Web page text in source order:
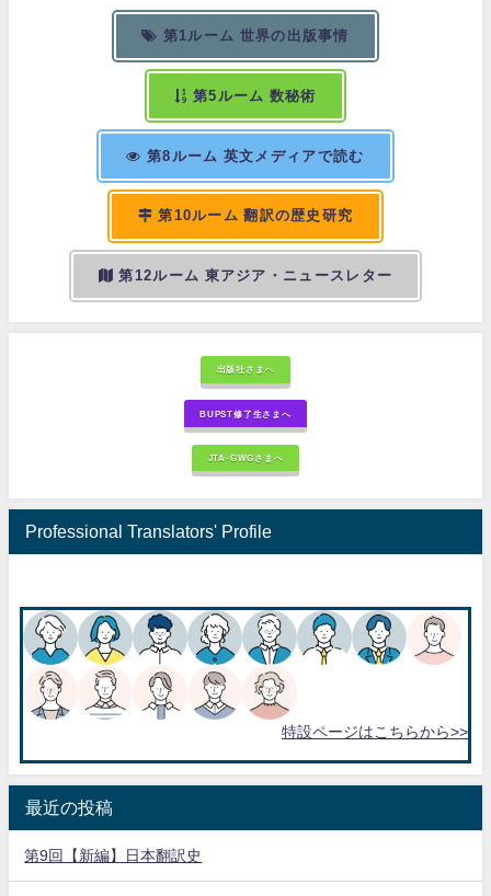
第1ルーム 世界の出版事情
第5ルーム 数秘術
第8ルーム 英文メディアで読む
第10ルーム 翻訳の歴史研究
第12ルーム 東アジア・ニュースレター
出版社さまへ
BUPST修了生さまへ
JTA-GWGさまへ
Professional Translators' Profile
特設ページはこちらから>>
最近の投稿
第9回【新編】日本翻訳史